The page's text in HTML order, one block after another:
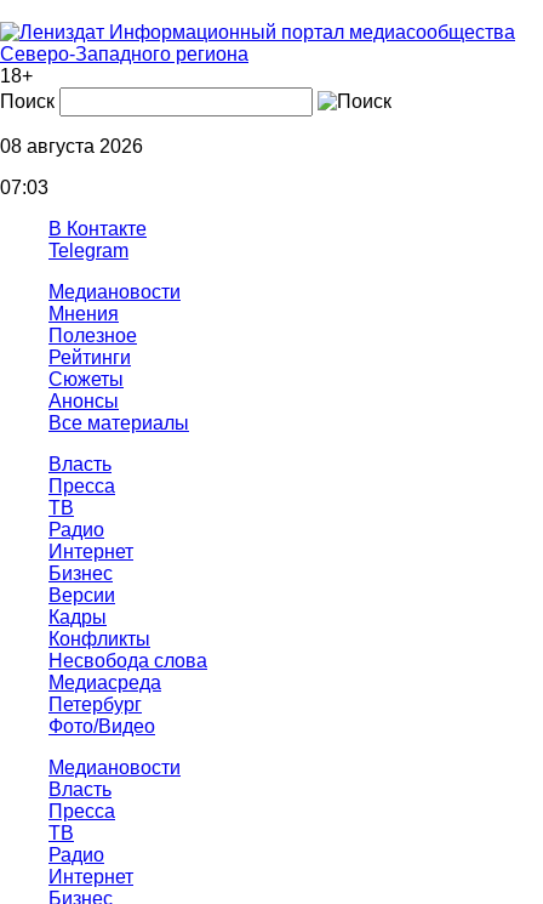
Информационный портал медиасообщества
Северо-Западного региона
18+
Поиск
08 августа 2026
07:03
В Контакте
Telegram
Медиановости
Мнения
Полезное
Рейтинги
Сюжеты
Анонсы
Все материалы
Власть
Пресса
ТВ
Радио
Интернет
Бизнес
Версии
Кадры
Конфликты
Несвобода слова
Медиасреда
Петербург
Фото/Видео
Медиановости
Власть
Пресса
ТВ
Радио
Интернет
Бизнес